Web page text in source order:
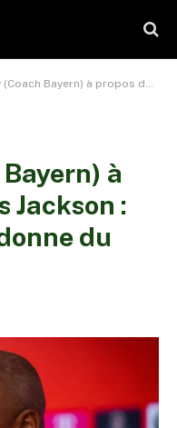
à propos de Nicolas Jackson : «Il faut qu’on lui donne du rythme»
à
Jackson :
du